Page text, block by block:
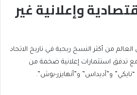
وإعلانية غير
من كأس العالم من أكثر النسخ ربحية في تاريخ الاتحاد
مع تدفق استثمارات إعلانية ضخمة من
و”أديداس” و”أنهايزر-بوش”.